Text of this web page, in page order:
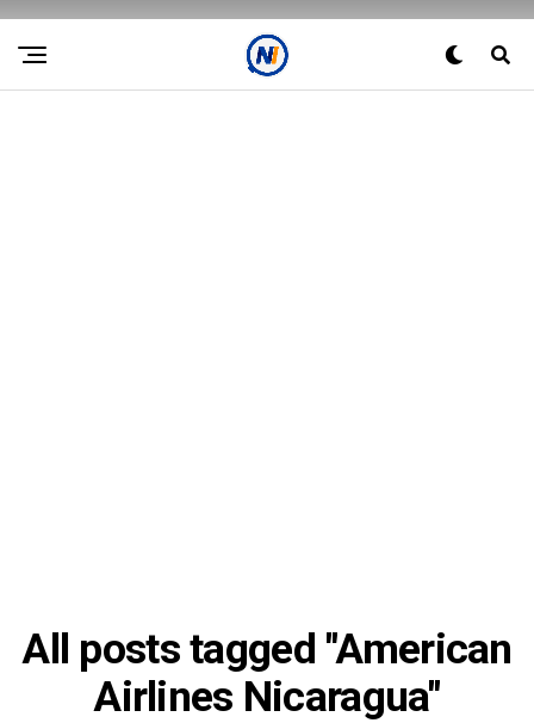
All posts tagged "American
Airlines Nicaragua"